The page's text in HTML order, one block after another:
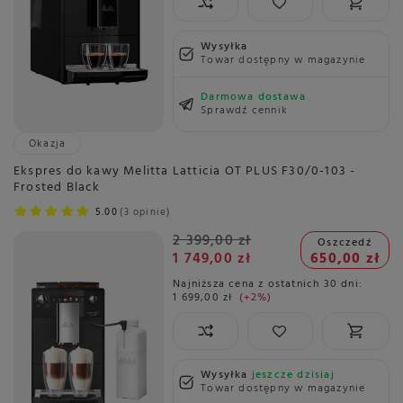
Wysyłka
Towar dostępny w magazynie
Darmowa dostawa
Sprawdź cennik
Okazja
Ekspres do kawy Melitta Latticia OT PLUS F30/0-103 -
Frosted Black
5.00 3 opinie
2 399,00 zł
1 749,00 zł
Oszczedź
650,00 zł
Najniższa cena z ostatnich 30 dni:
1 699,00 zł +2%
Wysyłkajeszcze dzisiaj
Towar dostępny w magazynie